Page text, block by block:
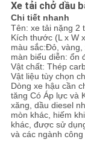
BÁO
GIÁ
SƠ
ĐỒ
TRANG
WEB
Xe tải chở dầu
Chi tiết nhanh
Tên: xe tải nặng 2
Kích thước (L x W
màu sắc:Đỏ, vàng,
màn biểu diễn: ổn
Vật chất: Thép
Vật liệu tùy chọn
Dòng xe hậu cần
tăng Có Áp lực và
xăng, dầu diesel
mòn khác, hiếm
khác, được sử
và các ngành